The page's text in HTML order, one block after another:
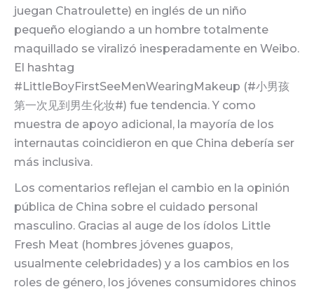
juegan Chatroulette) en inglés de un niño
pequeño elogiando a un hombre totalmente
maquillado se viralizó inesperadamente en Weibo.
El hashtag
#LittleBoyFirstSeeMenWearingMakeup (#小男孩
第一次见到男生化妆#) fue tendencia. Y como
muestra de apoyo adicional, la mayoría de los
internautas coincidieron en que China debería ser
más inclusiva.
Los comentarios reflejan el cambio en la opinión
pública de China sobre el cuidado personal
masculino. Gracias al auge de los ídolos Little
Fresh Meat (hombres jóvenes guapos,
usualmente celebridades) y a los cambios en los
roles de género, los jóvenes consumidores chinos